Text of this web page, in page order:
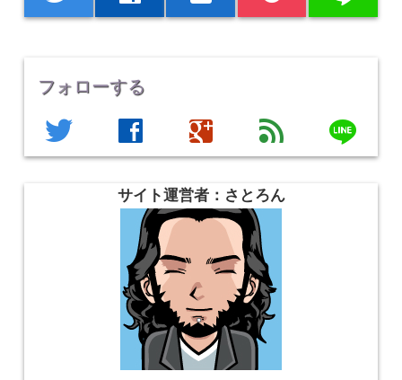
フォローする
twitter facebook google feed line
サイト運営者：さとろん